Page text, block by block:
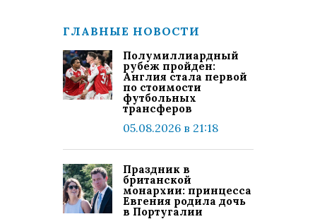
ГЛАВНЫЕ НОВОСТИ
Полумиллиардный
рубеж пройден:
Англия стала первой
по стоимости
футбольных
трансферов
05.08.2026 в 21:18
Праздник в
британской
монархии: принцесса
Евгения родила дочь
в Португалии